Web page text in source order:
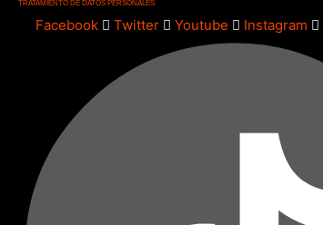
TRATAMIENTO DE DATOS PERSONALES
Facebook Twitter Youtube Instagram